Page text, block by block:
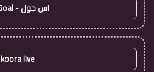
اس جول - AS Goal
koora live